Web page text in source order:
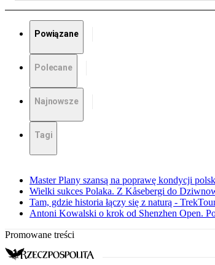
Powiązane
Polecane
Najnowsze
Tagi
Master Plany szansą na poprawę kondycji
Wielki sukces Polaka. Z Kåsebergi do
Tam, gdzie historia łączy się z naturą -
Antoni Kowalski o krok od Shenzhen Open.
Promowane treści